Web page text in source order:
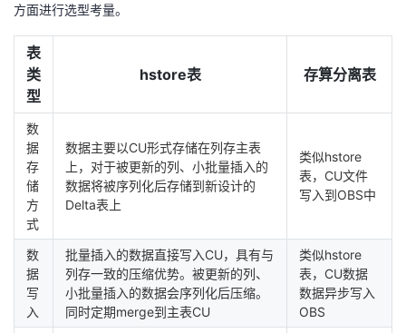
方面进行选型考量。
表
类
型
hstore表 存算分离表
数
据
存
储
方
式
数据主要以CU形式存储在列存主表
上，对于被更新的列、小批量插入的
数据将被序列化后存储到新设计的
Delta表上
类似hstore
表，CU文件
写入到OBS中
数
据
写
入
批量插入的数据直接写入CU，具有与
列存一致的压缩优势。被更新的列、
小批量插入的数据会序列化后压缩。
同时定期merge到主表CU
类似hstore
表，CU数据
数据异步写入
OBS